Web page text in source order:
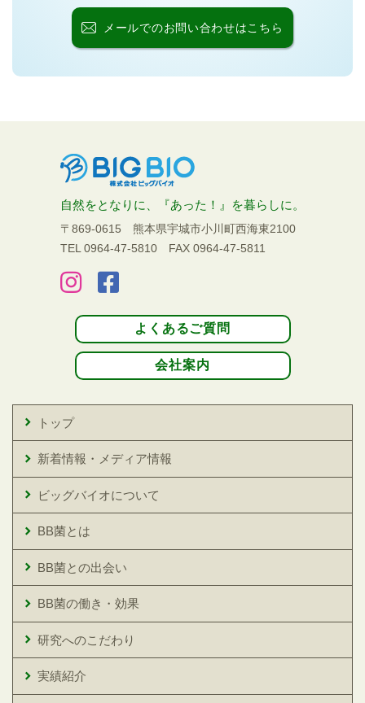
メールでのお問い合わせはこちら
自然をとなりに、『あった！』を暮らしに。
〒869-0615 熊本県宇城市小川町西海東2100
TEL 0964-47-5810
FAX 0964-47-5811
よくあるご質問
会社案内
トップ
新着情報・メディア情報
ビッグバイオについて
BB菌とは
BB菌との出会い
BB菌の働き・効果
研究へのこだわり
実績紹介